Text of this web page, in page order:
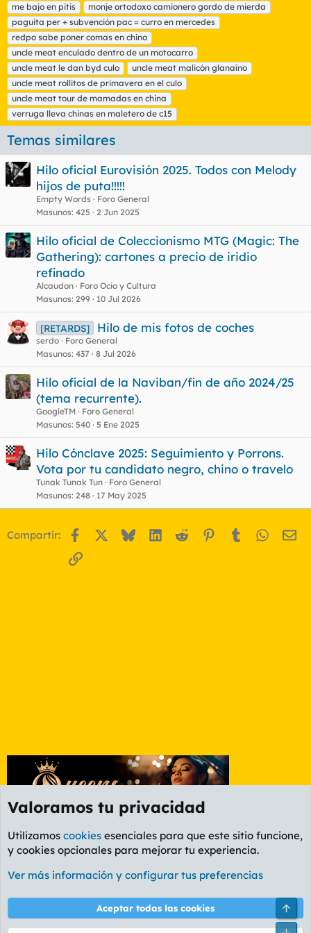
t
a
s
me bajo en pitis
monje ortodoxo camionero gordo de mierda
paguita per + subvención pac = curro en mercedes
redpo sabe poner comas en chino
uncle meat enculado dentro de un motocarro
uncle meat le dan byd culo
uncle meat malicón glanaíno
uncle meat rollitos de primavera en el culo
uncle meat tour de mamadas en china
verruga lleva chinas en maletero de c15
Temas similares
Hilo oficial Eurovisión 2025. Todos con Melody
hijos de puta!!!!!
Empty Words
Foro General
Masunos 425 2 Jun 2025
Hilo oficial de Coleccionismo MTG (Magic: The
Gathering): cartones a precio de iridio
refinado
Alcaudon
Foro Ocio y Cultura
Masunos 299 10 Jul 2026
[RETARDS] Hilo de mis fotos de coches
serdo
Foro General
Masunos 437 8 Jul 2026
Hilo oficial de la Naviban/fin de año 2024/25
(tema recurrente).
GoogleTM
Foro General
Masunos 540 5 Ene 2025
Hilo Cónclave 2025: Seguimiento y Porrons.
Vota por tu candidato negro, chino o travelo
Tunak Tunak Tun
Foro General
Masunos 248 17 May 2025
Compartir: Facebook BlueskyLinkedIn
Reddit Pinterest
Tumblr
Enlace
Foro Política
Cookies
PL OLDSTYLE AMARILLO
Términos y reglas Política de privacidad Ayuda
Valoramos tu privacidad
Utilizamos cookies esenciales para que este sitio funcione,
y cookies opcionales para mejorar tu experiencia.
Ver más información y configurar tus preferencias
Aceptar todas las cookies